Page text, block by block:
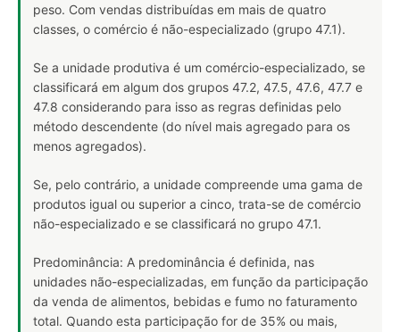
peso. Com vendas distribuídas em mais de quatro
classes, o comércio é não-especializado (grupo 47.1).
Se a unidade produtiva é um comércio-especializado, se
classificará em algum dos grupos 47.2, 47.5, 47.6, 47.7 e
47.8 considerando para isso as regras definidas pelo
método descendente (do nível mais agregado para os
menos agregados).
Se, pelo contrário, a unidade compreende uma gama de
produtos igual ou superior a cinco, trata-se de comércio
não-especializado e se classificará no grupo 47.1.
Predominância: A predominância é definida, nas
unidades não-especializadas, em função da participação
da venda de alimentos, bebidas e fumo no faturamento
total. Quando esta participação for de 35% ou mais,